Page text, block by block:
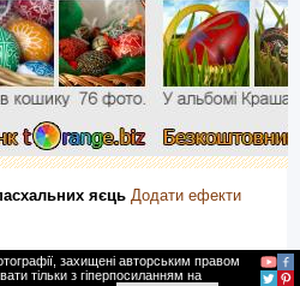
яєць Додати ефекти
захищені авторським правом
тільки з гіперпосиланням на